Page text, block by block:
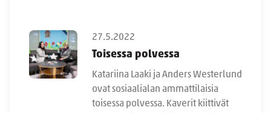
27.5.2022
Toisessa polvessa
Katariina Laaki ja Anders Westerlund
ovat sosiaalialan ammattilaisia
toisessa polvessa. Kaverit kiittivät